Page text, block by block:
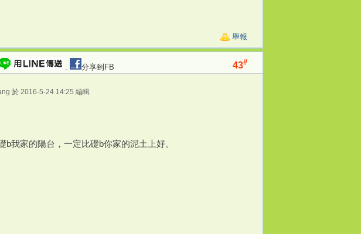
舉報
43#
分享到FB
於 2016-5-24 14:25 編輯
我家的陽台，一定比礎b你家的泥土上好。